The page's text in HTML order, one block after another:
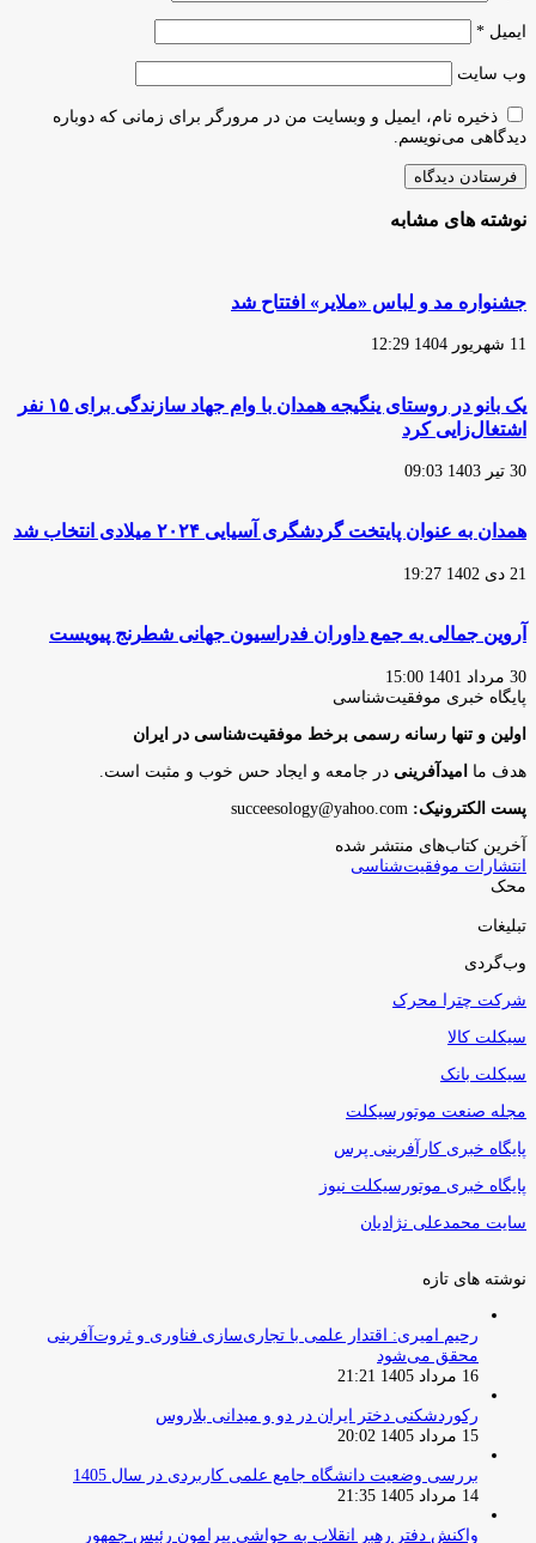
ایمیل *
وب‌ سایت
ذخیره نام، ایمیل و وبسایت من در مرورگر برای زمانی که دوباره
دیدگاهی می‌نویسم.
نوشته های مشابه
جشنواره مد و لباس «ملایر» افتتاح شد
11 شهریور 1404 12:29
یک بانو در روستای ینگیجه همدان با وام جهاد سازندگی برای ۱۵ نفر
اشتغال‌زایی کرد
30 تیر 1403 09:03
همدان به عنوان پایتخت گردشگری آسیایی ۲۰۲۴ میلادی انتخاب شد
21 دی 1402 19:27
آروین جمالی به جمع داوران فدراسیون جهانی شطرنج پیویست
30 مرداد 1401 15:00
پایگاه‌ خبری موفقیت‌شناسی
اولین و تنها رسانه رسمی برخط موفقیت‌شناسی در ایران
هدف ما امیدآفرینی در جامعه و ایجاد حس خوب و مثبت است.
پست الکترونیک:
آخرین کتاب‌های منتشر شده
انتشارات موفقیت‌شناسی
محک
تبلیغات
وب‌گردی
شرکت چترا محرک
سیکلت کالا
سیکلت بانک
مجله صنعت موتورسیکلت
پایگاه خبری کارآفرینی پرس
پایگاه خبری موتورسیکلت نیوز
سایت محمدعلی نژادیان
نوشته های تازه
رحیم امیری: اقتدار علمی با تجاری‌سازی فناوری و ثروت‌آفرینی
محقق می‌شود
16 مرداد 1405 21:21
رکوردشکنی دختر ایران در دو و میدانی بلاروس
15 مرداد 1405 20:02
بررسی وضعیت دانشگاه جامع علمی کاربردی در سال 1405
14 مرداد 1405 21:35
واکنش دفتر رهبر انقلاب به حواشی پیرامون رئیس جمهور